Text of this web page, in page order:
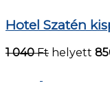
Hotel Szatén
1 040 Ft helyett